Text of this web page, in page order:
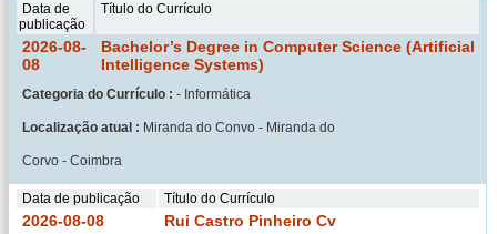
Data de
publicação
Título do Currículo
2026-08-
08
Bachelor’s Degree in Computer Science (Artificial
Intelligence Systems)
Categoria do Currículo : - Informática
Localização atual : Miranda do Convo - Miranda do
Corvo - Coimbra
Data de publicação Título do Currículo
2026-08-08 Rui Castro Pinheiro Cv